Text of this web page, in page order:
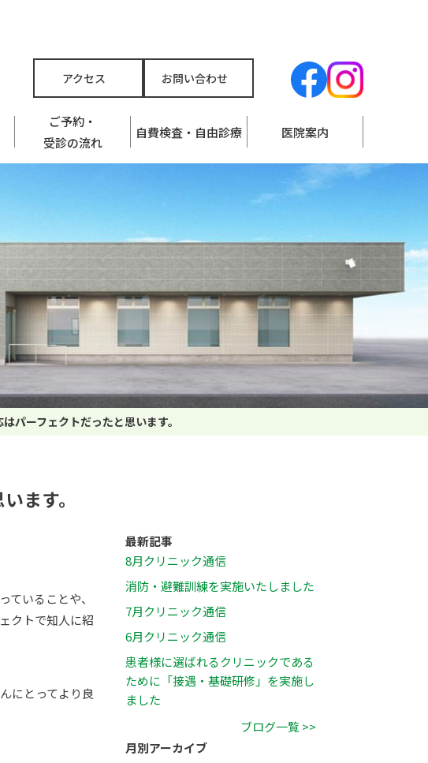
アクセス お問い合わせ
ご予約・
受診の流れ
自費検査・自由診療 医院案内
パーフェクトだったと思います。
ます。
いることや、
クトで知人に紹
にとってより良
最新記事
8月クリニック通信
消防・避難訓練を実施いたしました
7月クリニック通信
6月クリニック通信
患者様に選ばれるクリニックである
ために「接遇・基礎研修」を実施し
ました
ブログ一覧 >>
月別アーカイブ